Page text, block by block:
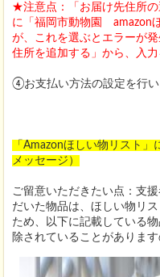
★注意点：「お届け先住所
に「福岡市動物園 amazon
が、これを選ぶとエラーが
住所を追加する」から、入力
④お支払い方法の設定を行い
「Amazonほしい物リスト
メッセージ）
ご留意いただきたい点：支
だいた物品は、ほしい物リ
ため、以下に記載している
除されていることがありま